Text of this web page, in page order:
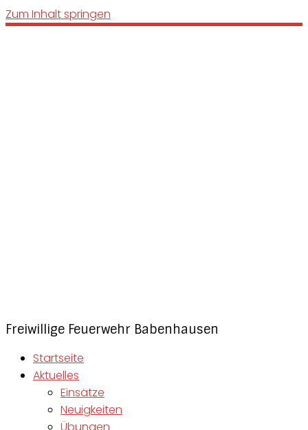
Zum Inhalt springen
Freiwillige Feuerwehr Babenhausen
Startseite
Aktuelles
Einsätze
Neuigkeiten